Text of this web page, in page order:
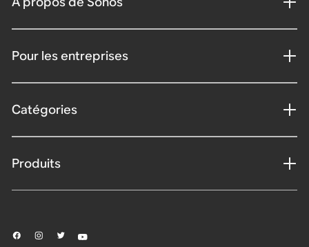
Pour les entreprises
Catégories
Produits